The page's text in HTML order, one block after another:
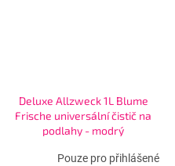
Deluxe Allzweck 1L Blume
Frische universální čistič na
podlahy - modrý
Pouze pro přihlášené